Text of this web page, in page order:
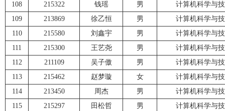
108
215322 钱瑶 男
计算机科学与
109
213869 徐乙恒 男
计算机科学与
110
215580 刘鑫宇 男
计算机科学与
111
215300 王艺尧 男
计算机科学与
112
211109 吴子傲 男
计算机科学与
113
215462 赵梦璇 女
计算机科学与
114
213450 周杰 男
计算机科学与
115
215297 田松哲 男
计算机科学与